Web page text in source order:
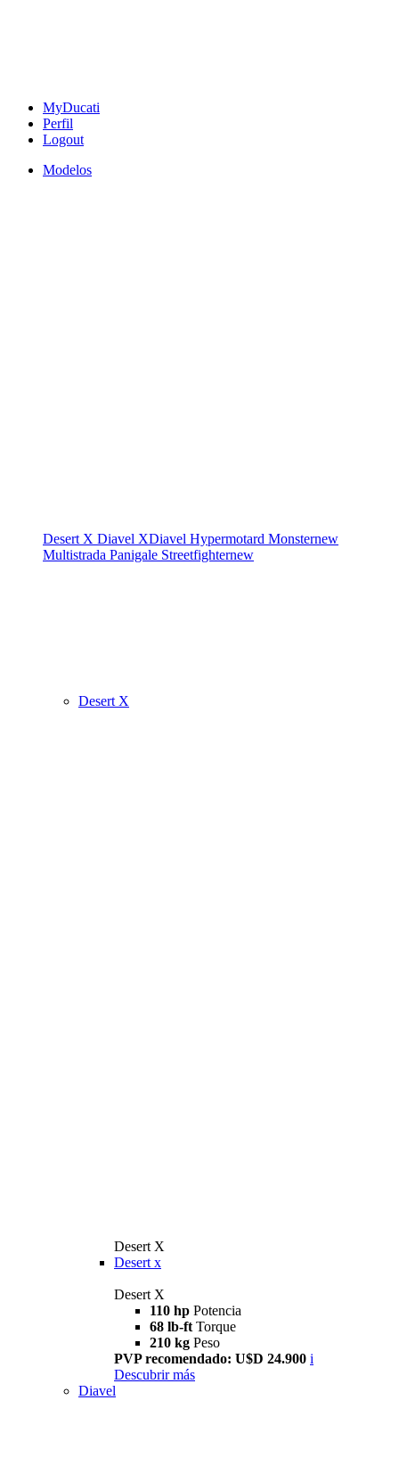
MyDucati
Perfil
Logout
Modelos
Desert X Diavel XDiavel Hypermotard Monsternew
Multistrada Panigale Streetfighternew
Desert X
Desert X
Desert x
Desert X
110 hp Potencia
68 lb-ft Torque
210 kg Peso
PVP recomendado: U$D 24.900 i
Descubrir más
Diavel